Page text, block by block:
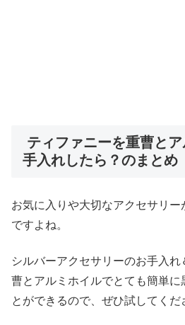
ティファニーを重曹と
手入れしたら？のまとめ
お気に入りや大切なアクセサリ
ですよね。
シルバーアクセサリーのお手入
曹とアルミホイルでとても簡単に
とができるので、ぜひ試してくだ